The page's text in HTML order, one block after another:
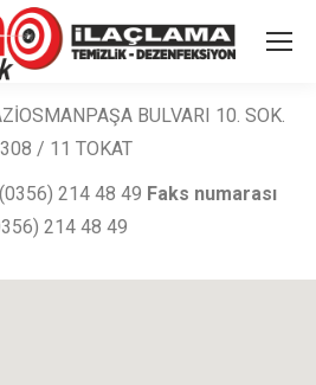
BULVARI 10. SOK.
/ 11 TOKAT
(0356) 214 48 49 Faks numarası
214 48 49